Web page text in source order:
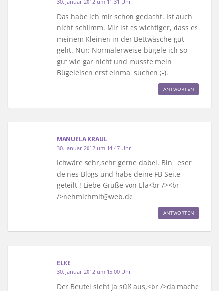
30. Januar 2012 um 11:31 Uhr
Das habe ich mir schon gedacht. Ist auch
nicht schlimm. Mir ist es wichtiger, dass es
meinem Kleinen in der Bettwäsche gut
geht. Nur: Normalerweise bügele ich so
gut wie gar nicht und musste mein
Bügeleisen erst einmal suchen ;-).
ANTWORTEN
MANUELA KRAUL
30. Januar 2012 um 14:47 Uhr
Ichwäre sehr,sehr gerne dabei. Bin Leser
deines Blogs und habe deine FB Seite
geteilt ! Liebe Grüße von Ela<br /><br
/>nehmichmit@web.de
ANTWORTEN
ELKE
30. Januar 2012 um 15:00 Uhr
Der Beutel sieht ja süß aus,<br />da mache